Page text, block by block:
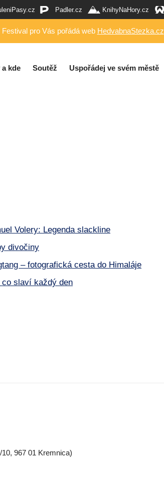
Padler.cz KnihyNaHory.cz
Festival pro Vás pořádá web HedvabnaStezka.cz
a kde Soutěž Uspořádej ve svém městě
Volery: Legenda slackline
divočiny
– fotografická cesta do Himaláje
co slaví každý den
967 01 Kremnica)